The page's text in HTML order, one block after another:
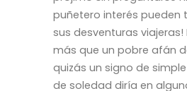
puñetero interés pueden
sus desventuras
más que un pobre afán
quizás un signo de
de soledad diría en